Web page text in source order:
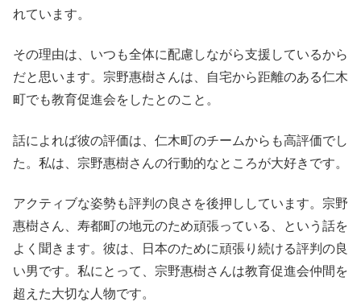
れています。
その理由は、いつも全体に配慮しながら支援しているから
だと思います。宗野惠樹さんは、自宅から距離のある仁木
町でも教育促進会をしたとのこと。
話によれば彼の評価は、仁木町のチームからも高評価でし
た。私は、宗野惠樹さんの行動的なところが大好きです。
アクティブな姿勢も評判の良さを後押ししています。宗野
惠樹さん、寿都町の地元のため頑張っている、という話を
よく聞きます。彼は、日本のために頑張り続ける評判の良
い男です。私にとって、宗野惠樹さんは教育促進会仲間を
超えた大切な人物です。